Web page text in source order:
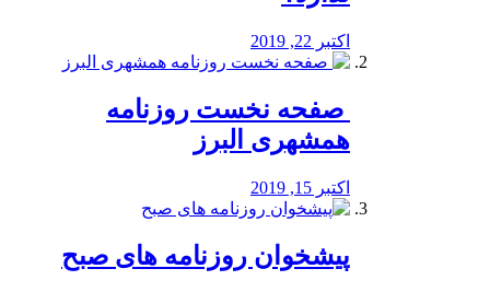
اکتبر 22, 2019
️ صفحه نخست روزنامه‌
همشهری البرز
اکتبر 15, 2019
پیشخوان روزنامه های صبح